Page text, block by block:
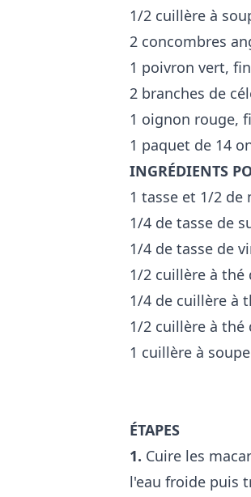
1/2 cuillère à
2 concombres
1 poivron vert,
2 branches de
1 oignon rouge,
1 paquet de 14
INGRÉDIENTS
1 tasse et 1/2 de
1/4 de tasse de
1/4 de tasse de
1/2 cuillère à thé
1/4 de cuillère à
1/2 cuillère à thé
1 cuillère à
ÉTAPES
1. Cuire les
l'eau froide puis